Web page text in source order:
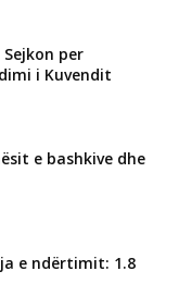
per
i Kuvendit
e bashkive dhe
e ndërtimit: 1.8